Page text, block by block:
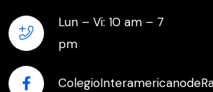
Lun – Vi: 10 am – 7
pm